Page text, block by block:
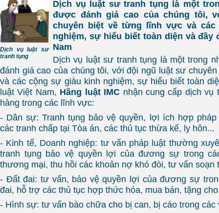
Dịch vụ luật sư
tranh tụng
Dịch vụ luật sư tranh tụng là một
được đánh giá cao của chúng tôi,
chuyên biệt về từng lĩnh vực và
nghiệm, sự hiểu biết toàn diện và đầy
Nam
Dịch vụ luật sư tranh tụng là một trong
đánh giá cao của chúng tôi, với đội ngũ luật sư
và các cộng sự giàu kinh nghiệm, sự hiểu biết toàn
luật Việt Nam, Hãng luật IMC nhận cung cấp dịch vụ
hàng trong các lĩnh vực:
- Dân sự: Tranh tụng bảo vệ quyền, lợi ích hợp
các tranh chấp tại Tòa án, các thủ tục thừa kế, ly hôn...
- Kinh tế, Doanh nghiệp: tư vấn pháp luật thường
tranh tụng bảo vệ quyền lợi của đương sự trong
thương mại, thu hồi các khoản nợ khó đòi, tư vấn soạn
- Đất đai: tư vấn, bảo vệ quyền lợi của đương sự
đai, hỗ trợ các thủ tục hợp thức hóa, mua bán, tặng
- Hình sự: tư vấn bào chữa cho bị can, bị cáo trong